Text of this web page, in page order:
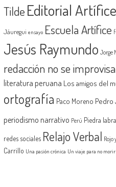
Tilde Editorial Artífice
Jáuregui ensayo Escuela Artífice
Jesús Raymundo Jorge
redacción no se improvisa
literatura peruana Los amigos del
ortografía Paco Moreno Pedro
periodismo narrativo Perú Piedra
redes sociales Relajo Verbal Rojo
Carrillo Una pasión crónica Un viaje para no morir